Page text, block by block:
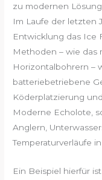
zu modernen
Im Laufe der letzten
Entwicklung das Ice
Methoden – wie das
Horizontalbohrern –
batteriebetriebene
Köderplatzierung
Moderne Echolote,
Anglern,
Temperaturverläufe
Ein Beispiel hierfür